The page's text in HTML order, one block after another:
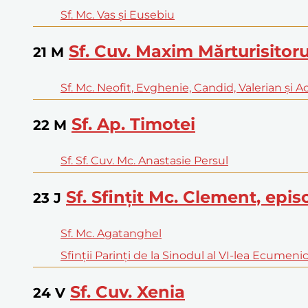
Sf. Mc. Vas şi Eusebiu
21 M Sf. Cuv. Maxim
Sf. Mc. Neofit, Evghenie, Candid, Valerian şi
22 M Sf. Ap. Timotei
Sf. Sf. Cuv. Mc. Anastasie Persul
23 J Sf. Sfinţit Mc. Clement,
Sf. Mc. Agatanghel
Sfinţii Parinţi de la Sinodul al VI-lea Ecumenic
24 V Sf. Cuv. Xenia